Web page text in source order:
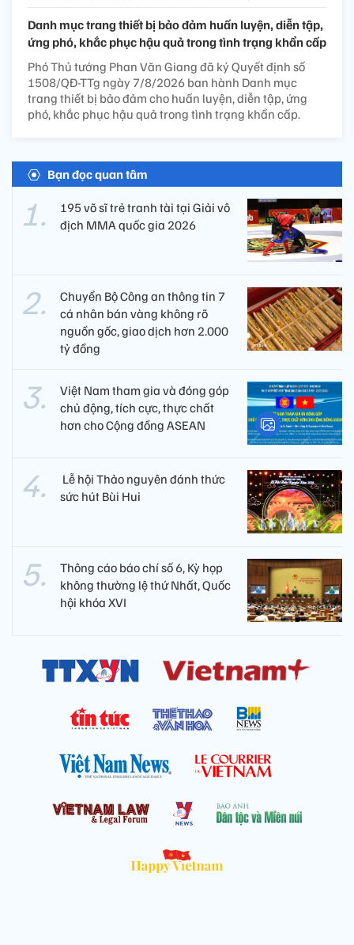
Danh mục trang thiết bị bảo đảm huấn luyện, diễn tập,
ứng phó, khắc phục hậu quả trong tình trạng khẩn cấp
Phó Thủ tướng Phan Văn Giang đã ký Quyết định số
1508/QĐ-TTg ngày 7/8/2026 ban hành Danh mục
trang thiết bị bảo đảm cho huấn luyện, diễn tập, ứng
phó, khắc phục hậu quả trong tình trạng khẩn cấp.
Bạn đọc quan tâm
195 võ sĩ trẻ tranh tài tại Giải vô
địch MMA quốc gia 2026
Chuyển Bộ Công an thông tin 7
cá nhân bán vàng không rõ
nguồn gốc, giao dịch hơn 2.000
tỷ đồng
Việt Nam tham gia và đóng góp
chủ động, tích cực, thực chất
hơn cho Cộng đồng ASEAN
​ Lễ hội Thảo nguyên đánh thức
sức hút Bùi Hui
Thông cáo báo chí số 6, Kỳ họp
không thường lệ thứ Nhất, Quốc
hội khóa XVI